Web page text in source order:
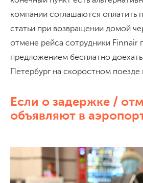
компании соглашаются оплатить
статьи при возвращении домой
отмене рейса сотрудники Finnair
предложением бесплатно доехать
Петербург на скоростном поезде
Если о задержке /
объявляют в